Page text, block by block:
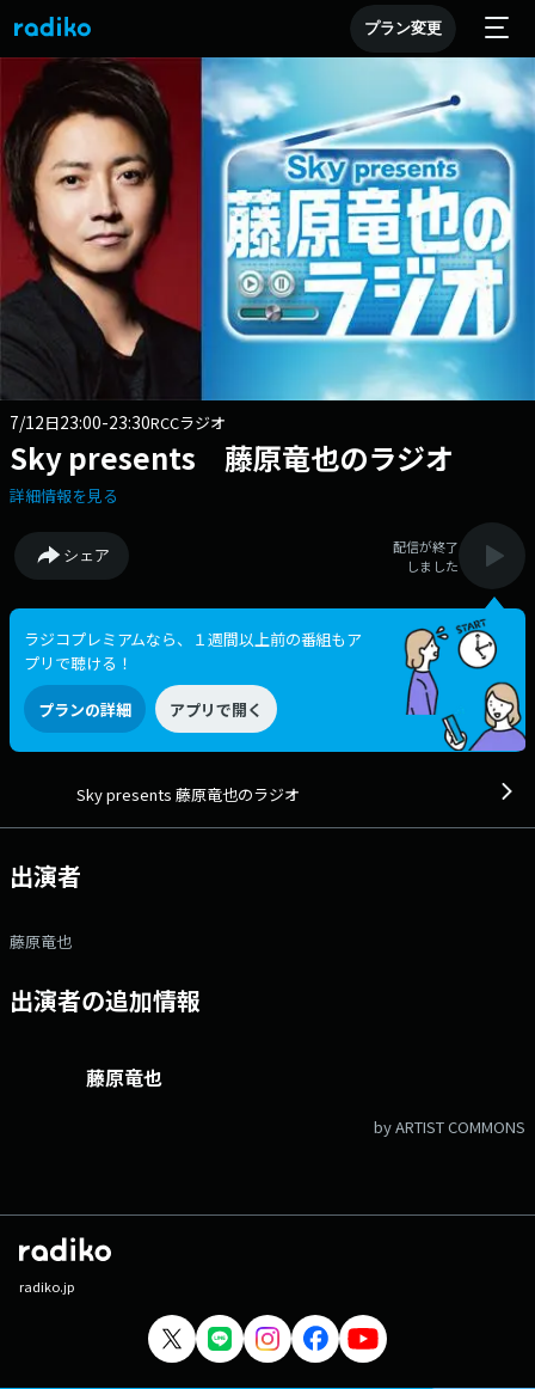
プラン変更
7/12日23:00-23:30RCCラジオ
Sky presents 藤原竜也のラジオ
詳細情報を見る
シェア
配信が終了
しました
ラジコプレミアムなら、１週間以上前の番組もア
プリで聴ける！
プランの詳細 アプリで開く
Sky presents 藤原竜也のラジオ
出演者
藤原竜也
出演者の追加情報
藤原竜也
by ARTIST COMMONS
radiko.jp